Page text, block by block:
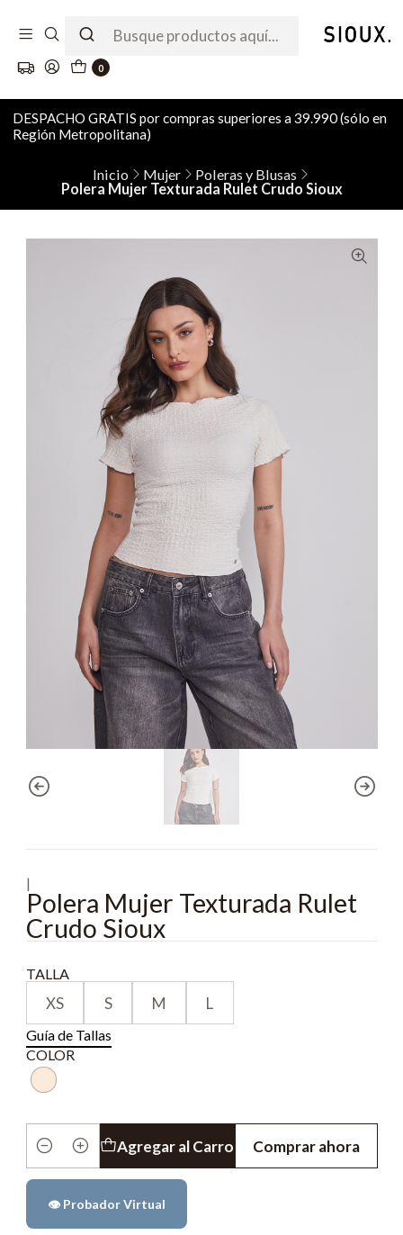
0
DESPACHO GRATIS por compras superiores a 39.990 (sólo en
Región Metropolitana)
Inicio Mujer
Poleras y Blusas
Polera Mujer Texturada Rulet Crudo Sioux
|
Polera Mujer Texturada Rulet
Crudo Sioux
TALLA
XS S M L
Guía de Tallas
COLOR
Cantidad
Agregar al Carro Comprar ahora
👁️ Probador Virtual